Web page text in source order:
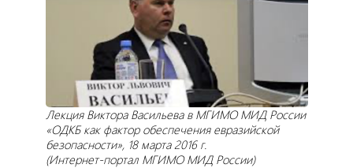
Лекция Виктора Васильева в МГИМО МИД России
«ОДКБ как фактор обеспечения евразийской
безопасности», 18 марта 2016 г.
(Интернет-портал МГИМО МИД России)